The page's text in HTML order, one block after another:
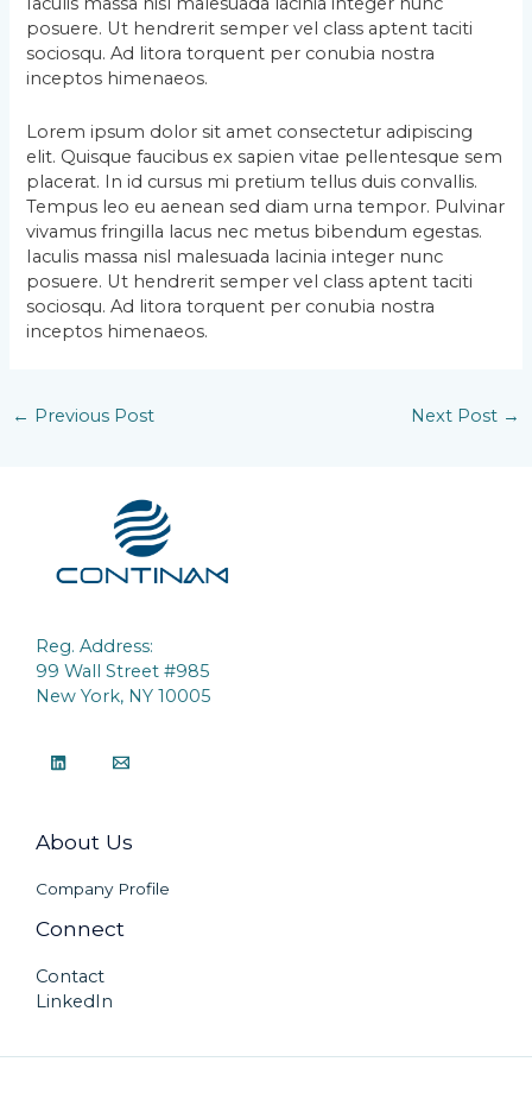
posuere. Ut hendrerit semper vel class aptent taciti
sociosqu. Ad litora torquent per conubia nostra
inceptos himenaeos.
Lorem ipsum dolor sit amet consectetur adipiscing
elit. Quisque faucibus ex sapien vitae pellentesque sem
placerat. In id cursus mi pretium tellus duis convallis.
Tempus leo eu aenean sed diam urna tempor. Pulvinar
vivamus fringilla lacus nec metus bibendum egestas.
Iaculis massa nisl malesuada lacinia integer nunc
posuere. Ut hendrerit semper vel class aptent taciti
sociosqu. Ad litora torquent per conubia nostra
inceptos himenaeos.
← Previous Post Next Post →
Reg. Address:
99 Wall Street #985
New York, NY 10005
About Us
Company Profile
Connect
Contact
LinkedIn